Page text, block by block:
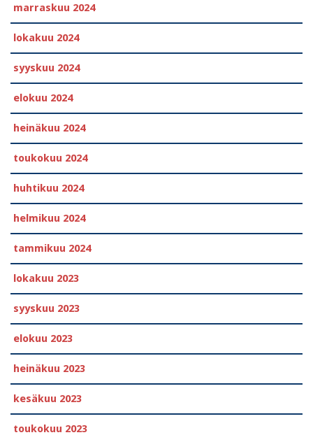
marraskuu 2024
lokakuu 2024
syyskuu 2024
elokuu 2024
heinäkuu 2024
toukokuu 2024
huhtikuu 2024
helmikuu 2024
tammikuu 2024
lokakuu 2023
syyskuu 2023
elokuu 2023
heinäkuu 2023
kesäkuu 2023
toukokuu 2023